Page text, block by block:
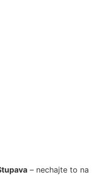
– nechajte to na